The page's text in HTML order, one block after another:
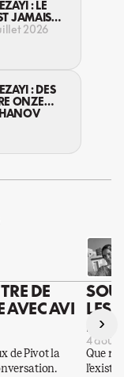
: LE
JAMAIS
2026
: DES
ONZE
LA
DE
AVEC AVI
de Pivot la
LES
DES
4 août
Que
›